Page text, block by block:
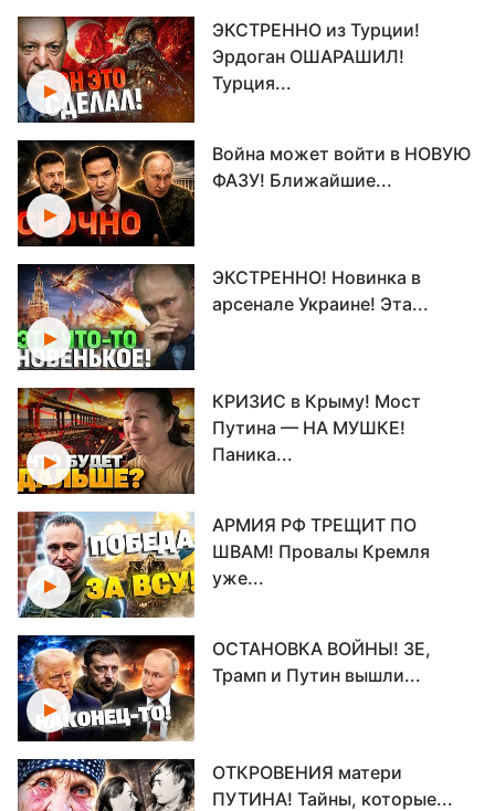
ЭКСТРЕННО из Турции!
Эрдоган ОШАРАШИЛ!
Турция...
Война может войти в НОВУЮ
ФАЗУ! Ближайшие...
ЭКСТРЕННО! Новинка в
арсенале Украине! Эта...
КРИЗИС в Крыму! Мост
Путина — НА МУШКЕ!
Паника...
АРМИЯ РФ ТРЕЩИТ ПО
ШВАМ! Провалы Кремля
уже...
ОСТАНОВКА ВОЙНЫ! ЗЕ,
Трамп и Путин вышли...
ОТКРОВЕНИЯ матери
ПУТИНА! Тайны, которые...